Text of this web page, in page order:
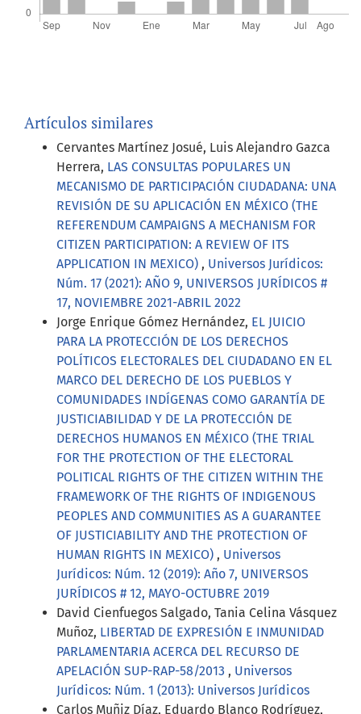
Artículos similares
Cervantes Martínez Josué, Luis Alejandro Gazca
Herrera, LAS CONSULTAS POPULARES UN
MECANISMO DE PARTICIPACIÓN CIUDADANA: UNA
REVISIÓN DE SU APLICACIÓN EN MÉXICO (THE
REFERENDUM CAMPAIGNS A MECHANISM FOR
CITIZEN PARTICIPATION: A REVIEW OF ITS
APPLICATION IN MEXICO) , Universos Jurídicos:
Núm. 17 (2021): AÑO 9, UNIVERSOS JURÍDICOS #
17, NOVIEMBRE 2021-ABRIL 2022
Jorge Enrique Gómez Hernández, EL JUICIO
PARA LA PROTECCIÓN DE LOS DERECHOS
POLÍTICOS ELECTORALES DEL CIUDADANO EN EL
MARCO DEL DERECHO DE LOS PUEBLOS Y
COMUNIDADES INDÍGENAS COMO GARANTÍA DE
JUSTICIABILIDAD Y DE LA PROTECCIÓN DE
DERECHOS HUMANOS EN MÉXICO (THE TRIAL
FOR THE PROTECTION OF THE ELECTORAL
POLITICAL RIGHTS OF THE CITIZEN WITHIN THE
FRAMEWORK OF THE RIGHTS OF INDIGENOUS
PEOPLES AND COMMUNITIES AS A GUARANTEE
OF JUSTICIABILITY AND THE PROTECTION OF
HUMAN RIGHTS IN MEXICO) , Universos
Jurídicos: Núm. 12 (2019): Año 7, UNIVERSOS
JURÍDICOS # 12, MAYO-OCTUBRE 2019
David Cienfuegos Salgado, Tania Celina Vásquez
Muñoz, LIBERTAD DE EXPRESIÓN E INMUNIDAD
PARLAMENTARIA ACERCA DEL RECURSO DE
APELACIÓN SUP-RAP-58/2013 , Universos
Jurídicos: Núm. 1 (2013): Universos Jurídicos
Carlos Muñiz Díaz, Eduardo Blanco Rodríguez,